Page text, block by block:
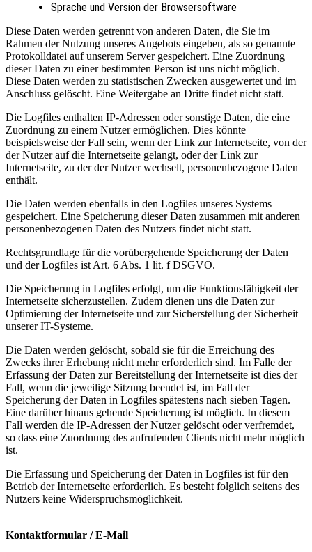
Sprache und Version der Browsersoftware
Diese Daten werden getrennt von anderen Daten, die Sie im
Rahmen der Nutzung unseres Angebots eingeben, als so genannte
Protokolldatei auf unserem Server gespeichert. Eine Zuordnung
dieser Daten zu einer bestimmten Person ist uns nicht möglich.
Diese Daten werden zu statistischen Zwecken ausgewertet und im
Anschluss gelöscht. Eine Weitergabe an Dritte findet nicht statt.
Die Logfiles enthalten IP-Adressen oder sonstige Daten, die eine
Zuordnung zu einem Nutzer ermöglichen. Dies könnte
beispielsweise der Fall sein, wenn der Link zur Internetseite, von der
der Nutzer auf die Internetseite gelangt, oder der Link zur
Internetseite, zu der der Nutzer wechselt, personenbezogene Daten
enthält.
Die Daten werden ebenfalls in den Logfiles unseres Systems
gespeichert. Eine Speicherung dieser Daten zusammen mit anderen
personenbezogenen Daten des Nutzers findet nicht statt.
Rechtsgrundlage für die vorübergehende Speicherung der Daten
und der Logfiles ist Art. 6 Abs. 1 lit. f DSGVO.
Die Speicherung in Logfiles erfolgt, um die Funktionsfähigkeit der
Internetseite sicherzustellen. Zudem dienen uns die Daten zur
Optimierung der Internetseite und zur Sicherstellung der Sicherheit
unserer IT-Systeme.
Die Daten werden gelöscht, sobald sie für die Erreichung des
Zwecks ihrer Erhebung nicht mehr erforderlich sind. Im Falle der
Erfassung der Daten zur Bereitstellung der Internetseite ist dies der
Fall, wenn die jeweilige Sitzung beendet ist, im Fall der
Speicherung der Daten in Logfiles spätestens nach sieben Tagen.
Eine darüber hinaus gehende Speicherung ist möglich. In diesem
Fall werden die IP-Adressen der Nutzer gelöscht oder verfremdet,
so dass eine Zuordnung des aufrufenden Clients nicht mehr möglich
ist.
Die Erfassung und Speicherung der Daten in Logfiles ist für den
Betrieb der Internetseite erforderlich. Es besteht folglich seitens des
Nutzers keine Widerspruchsmöglichkeit.
Kontaktformular / E-Mail